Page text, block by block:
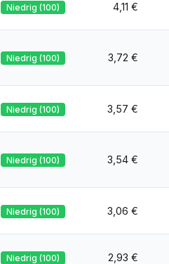
Niedrig (100) 4,11 €
Niedrig (100) 3,72 €
Niedrig (100) 3,57 €
Niedrig (100) 3,54 €
Niedrig (100) 3,06 €
Niedrig (100) 2,93 €